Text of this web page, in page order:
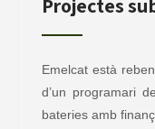
Projectes
Emelcat està
d’un programari
bateries amb